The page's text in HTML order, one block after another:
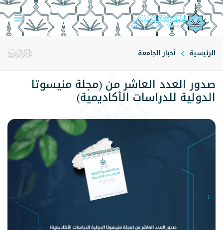
الرئيسية أخبار الجامعة
صدور العدد العاشر من (مجلة منيسوتا
الدولية للدراسات الأكاديمية)